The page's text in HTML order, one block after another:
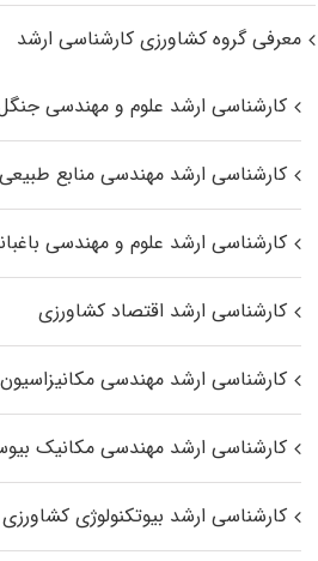
معرفی گروه کشاورزی کارشناسی ارشد
کارشناسی ارشد علوم و مهندسی
کارشناسی ارشد مهندسی منابع طبیعی
کارشناسی ارشد علوم و مهندسی
کارشناسی ارشد اقتصاد کشاورزی
کارشناسی ارشد مهندسی
کارشناسی ارشد مهندسی مکانیک
کارشناسی ارشد بیوتکنولوژی کشاورزی